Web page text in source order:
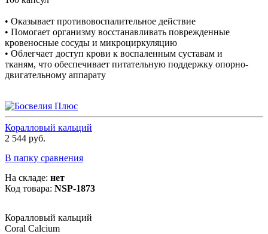
• Оказывает противовоспалительное действие
• Помогает организму восстанавливать поврежденные
кровеносные сосуды и микроциркуляцию
• Облегчает доступ крови к воспаленным суставам и
тканям, что обеспечивает питательную поддержку опорно-
двигательному аппарату
Коралловый кальций
2 544 руб.
В папку сравнения
На складе: нет
Код товара: NSP-1873
Коралловый кальций
Coral Calcium